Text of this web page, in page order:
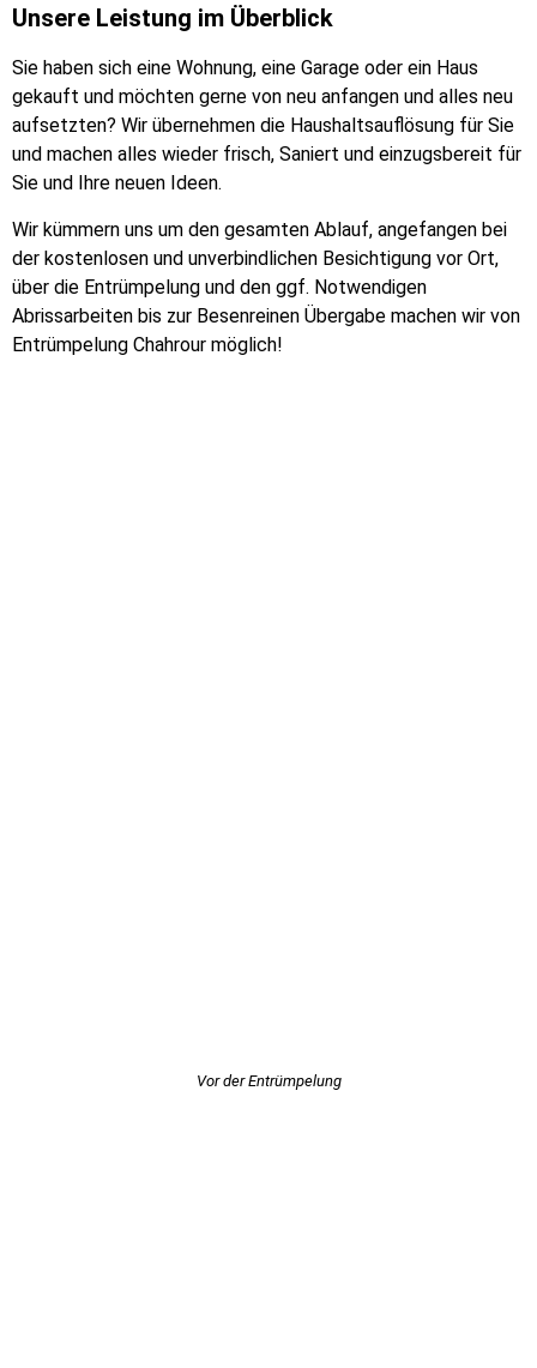
Unsere Leistung im Überblick
Sie haben sich eine Wohnung, eine Garage oder ein Haus
gekauft und möchten gerne von neu anfangen und alles neu
aufsetzten? Wir übernehmen die Haushaltsauflösung für Sie
und machen alles wieder frisch, Saniert und einzugsbereit für
Sie und Ihre neuen Ideen.
Wir kümmern uns um den gesamten Ablauf, angefangen bei
der kostenlosen und unverbindlichen Besichtigung vor Ort,
über die Entrümpelung und den ggf. Notwendigen
Abrissarbeiten bis zur Besenreinen Übergabe machen wir von
Entrümpelung Chahrour möglich!
Vor der Entrümpelung